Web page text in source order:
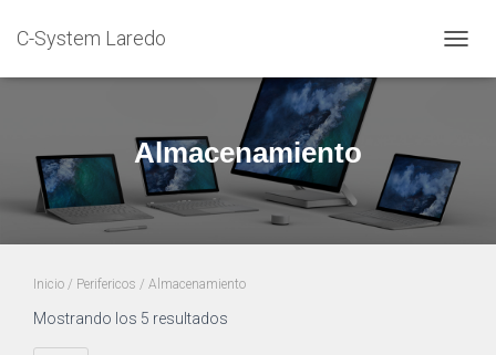
C-System Laredo
MODO
Almacenamiento
Inicio / Perifericos / Almacenamiento
Mostrando los 5 resultados